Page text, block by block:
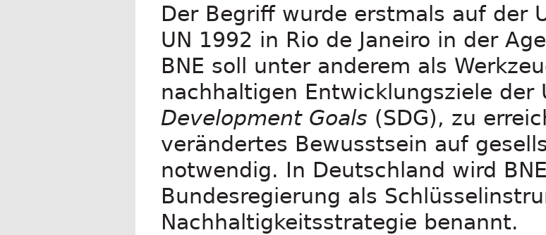
Der Begriff wurde erstmals auf der
UN 1992 in Rio de Janeiro in der
BNE soll unter anderem als
nachhaltigen Entwicklungsziele der
Development Goals (SDG), zu
verändertes Bewusstsein auf
notwendig. In Deutschland wird
Bundesregierung als
Nachhaltigkeitsstrategie benannt.